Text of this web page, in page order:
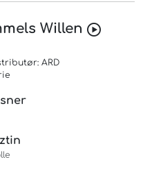
Willen
ARD